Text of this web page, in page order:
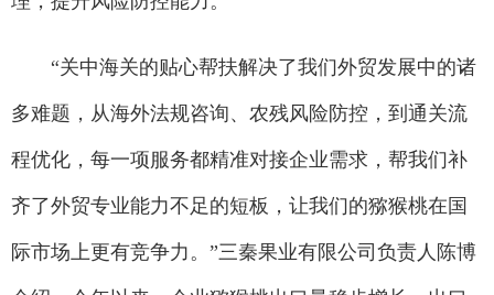
“关中海关的贴心帮扶解决了我们外贸发展中的诸
多难题，从海外法规咨询、农残风险防控，到通关流
程优化，每一项服务都精准对接企业需求，帮我们补
齐了外贸专业能力不足的短板，让我们的猕猴桃在国
际市场上更有竞争力。”三秦果业有限公司负责人陈博